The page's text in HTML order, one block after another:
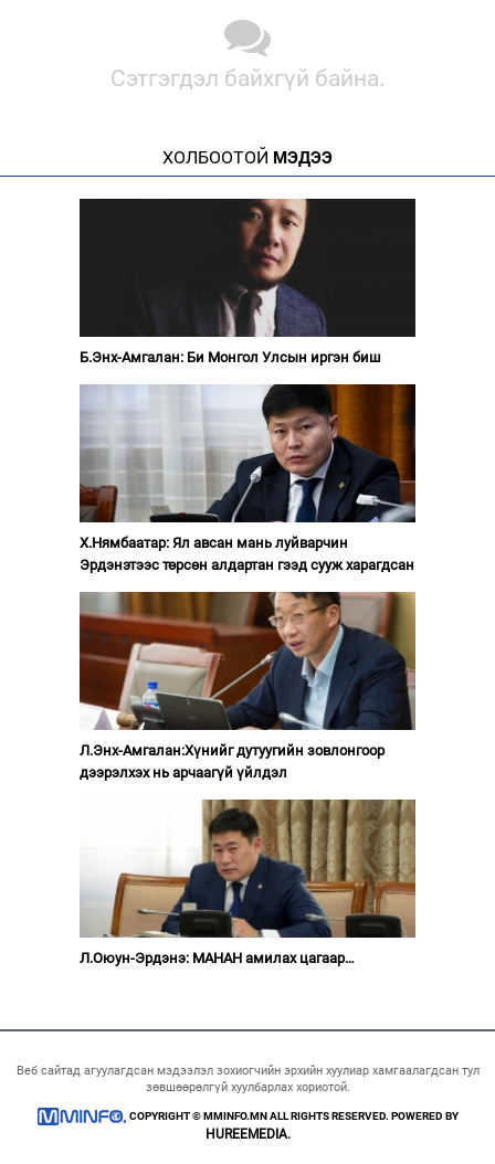
Сэтгэгдэл байхгүй байна.
ХОЛБООТОЙ МЭДЭЭ
Б.Энх-Амгалан: Би Монгол Улсын иргэн биш
Х.Нямбаатар: Ял авсан мань луйварчин
Эрдэнэтээс төрсөн алдартан гээд сууж харагдсан
Л.Энх-Амгалан:Хүнийг дутуугийн зовлонгоор
дээрэлхэх нь арчаагүй үйлдэл
Л.Оюун-Эрдэнэ: МАНАН амилах цагаар…
Веб сайтад агуулагдсан мэдээлэл зохиогчийн эрхийн хуулиар хамгаалагдсан тул
зөвшөөрөлгүй хуулбарлах хориотой.
COPYRIGHT © MMINFO.MN ALL RIGHTS RESERVED. POWERED BY
HUREEMEDIA.